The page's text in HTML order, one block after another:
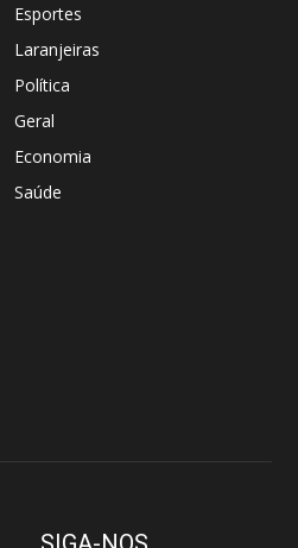
Esportes
Laranjeiras
Política
Geral
Economia
Saúde